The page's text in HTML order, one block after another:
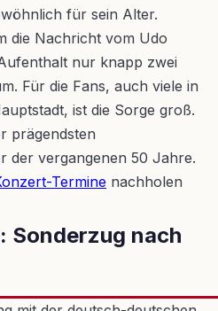
für sein Alter.
die Nachricht vom Udo
nur knapp zwei
Für die Fans, auch viele in
ist die Sorge groß.
prägendsten
der vergangenen 50 Jahre.
Termine nachholen
Sonderzug nach